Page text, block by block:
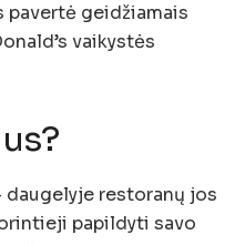
pavertė geidžiamais
vaikystės
restoranų jos
papildyti savo